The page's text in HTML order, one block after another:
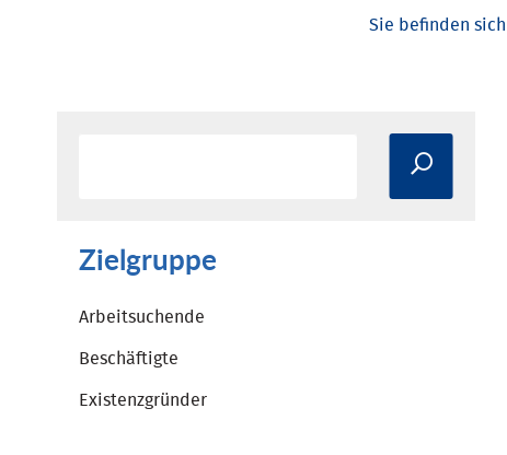
Zielgruppe
Arbeitsuchende
Beschäftigte
Existenzgründer